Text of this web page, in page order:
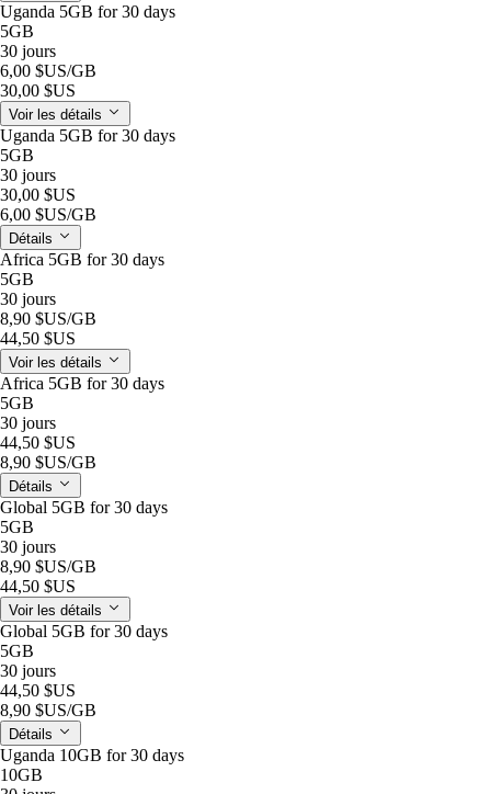
Uganda 5GB for 30 days
5GB
30 jours
6,00 $US/GB
30,00 $US
Voir les détails
Uganda 5GB for 30 days
5GB
30 jours
30,00 $US
6,00 $US/GB
Détails
Africa 5GB for 30 days
5GB
30 jours
8,90 $US/GB
44,50 $US
Voir les détails
Africa 5GB for 30 days
5GB
30 jours
44,50 $US
8,90 $US/GB
Détails
Global 5GB for 30 days
5GB
30 jours
8,90 $US/GB
44,50 $US
Voir les détails
Global 5GB for 30 days
5GB
30 jours
44,50 $US
8,90 $US/GB
Détails
Uganda 10GB for 30 days
10GB